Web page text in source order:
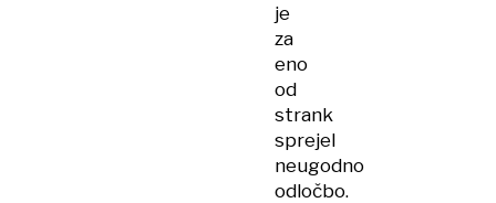
je
za
eno
od
strank
sprejel
neugodno
odločbo.